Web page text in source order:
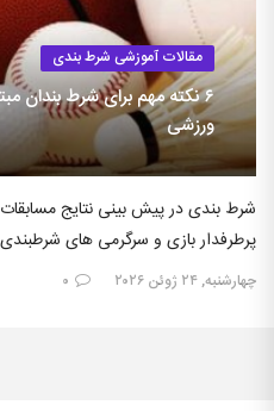
مقالات آموزشی شرط بندی
۶ نکته مهم برای شرط بندان
ورزشی
شرط بندی در پیش بینی نتایج
پرطرفدار بازی و سرگرمی های
چهارشنبه, ۲۴ ژوئن ۲۰۲۶ ۰